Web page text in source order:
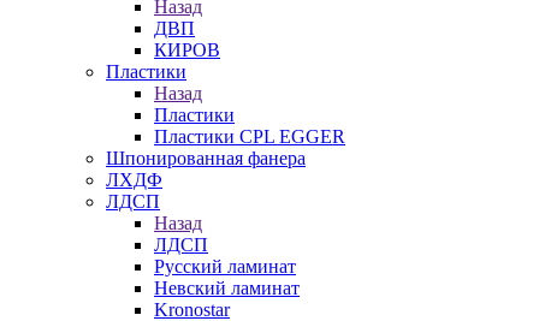
Назад
ДВП
КИРОВ
Пластики
Назад
Пластики
Пластики CPL EGGER
Шпонированная фанера
ЛХДФ
ЛДСП
Назад
ЛДСП
Русский ламинат
Невский ламинат
Kronostar